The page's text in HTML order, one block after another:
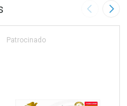
Laboratório
Por Menos
Imagem
Patrocinado